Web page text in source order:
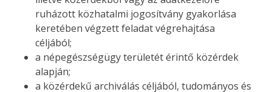
ruházott közhatalmi jogosítvány gyakorlása
keretében végzett feladat végrehajtása
céljából;
a népegészségügy területét érintő közérdek
alapján;
a közérdekű archiválás céljából, tudományos és